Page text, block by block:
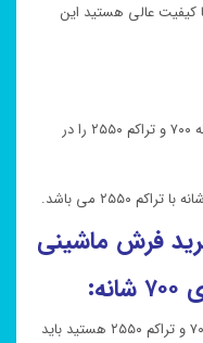
دنبال فرش ۷۰۰ شانه با تراکم ۲۲۵۰ با کیفیت عالی هستید این
این دستگاه دقیقا کیفیت فرش ماشینی با شانه ۷۰۰ و تراکم ۲۵۵۰ را در
فرش ماشینی
اگر شما بدنبال فرش ماشینی با شانه واقعی ۷۰۰ و تراکم ۲۵۵۰ هستید باید